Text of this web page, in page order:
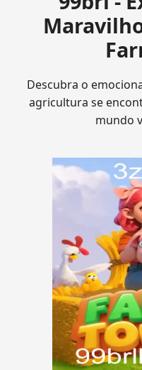
Descubra o
agricultura se
mundo